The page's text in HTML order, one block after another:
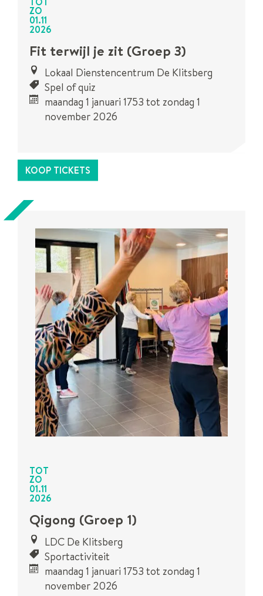
ZO
01.11
2026
Fit terwijl je zit (Groep 3)
Lokaal Dienstencentrum De Klitsberg
Spel of quiz
maandag 1 januari 1753 tot zondag 1
november 2026
activiteit.
KOOP TICKETS
TOT
ZO
01.11
2026
Qigong (Groep 1)
LDC De Klitsberg
Sportactiviteit
maandag 1 januari 1753 tot zondag 1
november 2026